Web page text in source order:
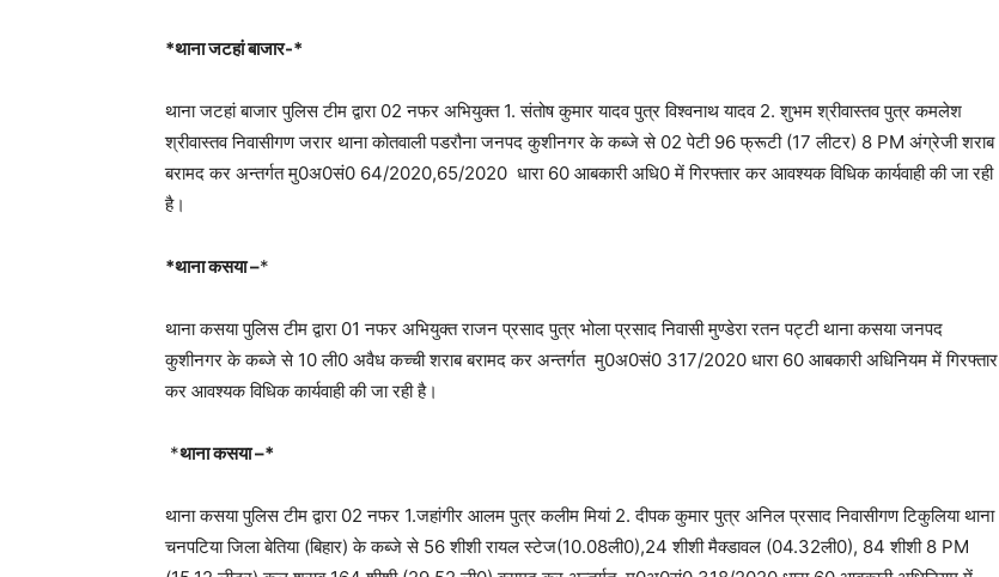
*थाना जटहां बाजार-*
थाना जटहां बाजार पुलिस टीम द्वारा 02 नफर अभियुक्त 1. संतोष कुमार यादव पुत्र विश्वनाथ यादव 2. शुभम श्रीवास्तव पुत्र कमलेश
श्रीवास्तव निवासीगण जरार थाना कोतवाली पडरौना जनपद कुशीनगर के कब्जे से 02 पेटी 96 फ्रूटी (17 लीटर) 8 PM अंग्रेजी शराब
बरामद कर अन्तर्गत मु0अ0सं0 64/2020,65/2020 धारा 60 आबकारी अधि0 में गिरफ्तार कर आवश्यक विधिक कार्यवाही की जा रही
है।
*थाना कसया –*
थाना कसया पुलिस टीम द्वारा 01 नफर अभियुक्त राजन प्रसाद पुत्र भोला प्रसाद निवासी मुण्डेरा रतन पट्टी थाना कसया जनपद
कुशीनगर के कब्जे से 10 ली0 अवैध कच्ची शराब बरामद कर अन्तर्गत मु0अ0सं0 317/2020 धारा 60 आबकारी अधिनियम में गिरफ्तार
कर आवश्यक विधिक कार्यवाही की जा रही है।
*थाना कसया –*
थाना कसया पुलिस टीम द्वारा 02 नफर 1.जहांगीर आलम पुत्र कलीम मियां 2. दीपक कुमार पुत्र अनिल प्रसाद निवासीगण टिकुलिया थाना
चनपटिया जिला बेतिया (बिहार) के कब्जे से 56 शीशी रायल स्टेज(10.08ली0),24 शीशी मैक्डावल (04.32ली0), 84 शीशी 8 PM